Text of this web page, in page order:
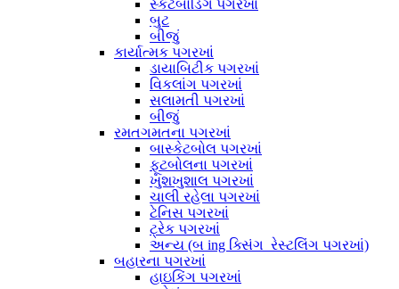
સ્કેટબોડિંગ પગરખાં
બુટ
બીજું
કાર્યાત્મક પગરખાં
ડાયાબિટીક પગરખાં
વિકલાંગ પગરખાં
સલામતી પગરખાં
બીજું
રમતગમતના પગરખાં
બાસ્કેટબોલ પગરખાં
ફૂટબોલના પગરખાં
ખુશખુશાલ પગરખાં
ચાલી રહેલા પગરખાં
ટેનિસ પગરખાં
ટ્રેક પગરખાં
અન્ય (બ ing ક્સિંગ_રેસ્ટલિંગ પગરખાં)
બહારના પગરખાં
હાઇકિંગ પગરખાં